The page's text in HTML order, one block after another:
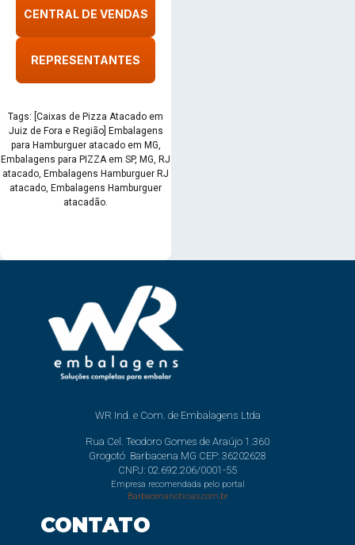
CENTRAL DE VENDAS
REPRESENTANTES
Tags: [Caixas de Pizza Atacado em
Juiz de Fora e Região] Embalagens
para Hamburguer atacado em MG,
Embalagens para PIZZA em SP, MG, RJ
atacado, Embalagens Hamburguer RJ
atacado, Embalagens Hamburguer
atacadão.
WR Ind. e Com. de Embalagens Ltda
Rua Cel. Teodoro Gomes de Araújo 1.360
Grogotó Barbacena MG CEP: 36202628
CNPJ: 02.692.206/0001-55
Empresa recomendada pelo portal
Barbacenanoticias.com.br
CONTATO